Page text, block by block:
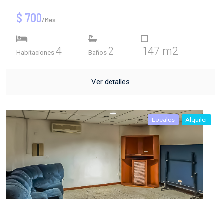
$ 700/Mes
Habitaciones 4 Baños 2 147 m2
Ver detalles
Locales Alquiler